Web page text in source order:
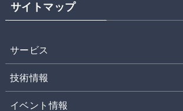
サイトマップ
サービス
技術情報
イベント情報